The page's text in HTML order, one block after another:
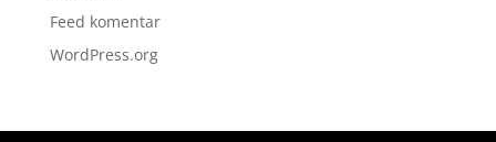
Feed komentar
WordPress.org